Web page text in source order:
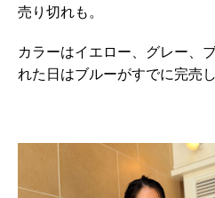
売り切れも。
カラーはイエロー、グレー、
れた日はブルーがすでに完売